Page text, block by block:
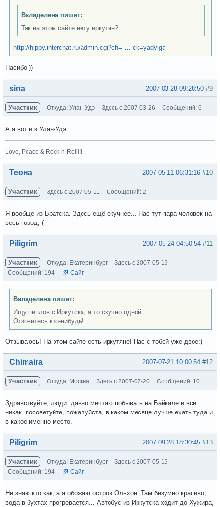
Валаделена пишет:
Так на этом сайте нету иркутян?...
http://hippy.interchat.ru/admin.cgi?ch= … ck=yadviga
Пасибо:))
Вне форума #9
2007-03-28 09:28:50
sina
Участник Откуда: Улан-Удэ Здесь с 2007-03-26 Сообщений: 6
А я вот и з Улан-Удэ...
Love, Peace & Rock-n-Roll!!!
Вне форума #10
2007-05-11 06:31:16
Теона
Участник Здесь с 2007-05-11 Сообщений: 2
Я вообще из Братска. Здесь ещё скучнее... Нас тут пара человек на
весь город;-(
Вне форума #11
2007-05-24 04:50:54
Piligrim
Участник Откуда: Екатеринбург
Здесь с 2007-05-19
Сообщений: 194
Сайт
Валаделена пишет:
Ищу пиплов с Иркутска, а то скучно одной...
Отзовитесь кто-нибудь!...
Отзываюсь! На этом сайте есть иркутяне! Нас с тобой уже двое:)
Вне форума #12
2007-07-21 10:00:54
Chimaira
Участник Откуда: Москва Здесь с 2007-07-20 Сообщений: 10
Здравствуйте, люди. давно мечтаю побывать на Байкале и всё
никак. посоветуйте, пожалуйста, в каком месяце лучше ехать туда и
в какое именно место.
Вне форума #13
2007-09-28 18:30:45
Piligrim
Участник Откуда: Екатеринбург
Здесь с 2007-05-19
Сообщений: 194
Сайт
Не знаю кто как, а я обожаю остров Ольхон! Там безумно красиво,
вода в бухтах прогревается... Автобус из Иркутска ходит до Хужира,